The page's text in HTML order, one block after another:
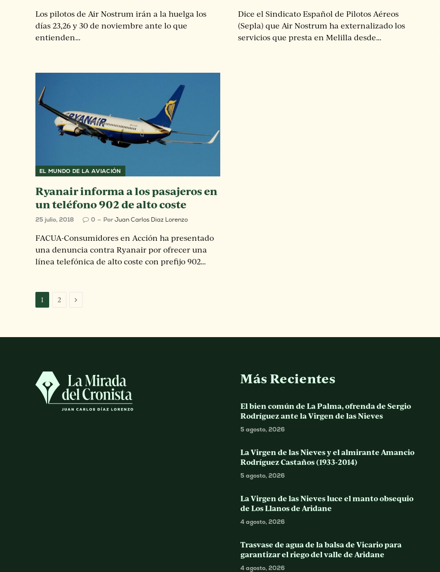
Los pilotos de Air Nostrum irán a la huelga los
días 23,26 y 30 de noviembre ante lo que
entienden…
Dice el Sindicato Español de Pilotos Aéreos
(Sepla) que Air Nostrum ha externalizado los
servicios que presta en Melilla desde…
EL MUNDO DE LA AVIACIÓN
Ryanair informa a los pasajeros en
un teléfono 902 de alto coste
25 julio, 2018 0 PorJuan Carlos Diaz Lorenzo
FACUA-Consumidores en Acción ha presentado
una denuncia contra Ryanair por ofrecer una
línea telefónica de alto coste con prefijo 902…
1 2 Siguiente
Más Recientes
El bien común de La Palma, ofrenda de Sergio
Rodríguez ante la Virgen de las Nieves
5 agosto, 2026
La Virgen de las Nieves y el almirante Amancio
Rodríguez Castaños (1933-2014)
5 agosto, 2026
La Virgen de las Nieves luce el manto obsequio
de Los Llanos de Aridane
4 agosto, 2026
Trasvase de agua de la balsa de Vicario para
garantizar el riego del valle de Aridane
4 agosto, 2026